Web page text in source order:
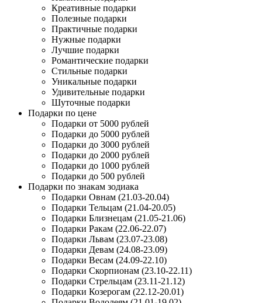
Креативные подарки
Полезные подарки
Практичные подарки
Нужные подарки
Лучшие подарки
Романтические подарки
Стильные подарки
Уникальные подарки
Удивительные подарки
Шуточные подарки
Подарки по цене
Подарки от 5000 рублей
Подарки до 5000 рублей
Подарки до 3000 рублей
Подарки до 2000 рублей
Подарки до 1000 рублей
Подарки до 500 рублей
Подарки по знакам зодиака
Подарки Овнам (21.03-20.04)
Подарки Тельцам (21.04-20.05)
Подарки Близнецам (21.05-21.06)
Подарки Ракам (22.06-22.07)
Подарки Львам (23.07-23.08)
Подарки Девам (24.08-23.09)
Подарки Весам (24.09-22.10)
Подарки Скорпионам (23.10-22.11)
Подарки Стрельцам (23.11-21.12)
Подарки Козерогам (22.12-20.01)